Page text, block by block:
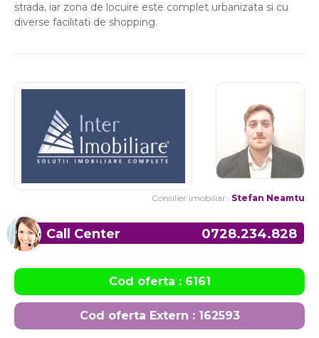
strada, iar zona de locuire este complet urbanizata si cu
diverse facilitati de shopping.
Consilier Imobiliar: Stefan Neamtu
Call Center 0728.234.828
Cod oferta : 6161
Cod oferta Extern : 162593